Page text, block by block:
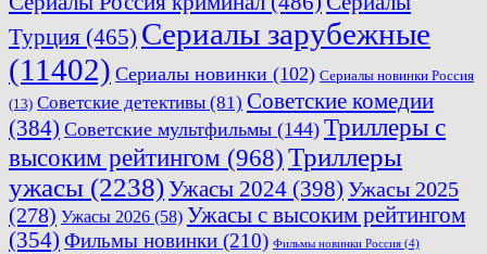
Турция (465) Сериалы зарубежные
(11402) Сериалы новинки (102) Сериалы новинки Россия
(13) Советские детективы (81) Советские комедии
(384) Советские мультфильмы (144) Триллеры с
высоким рейтингом (968) Триллеры
ужасы (2238)Ужасы 2024 (398) Ужасы 2025
(278) Ужасы 2026 (58) Ужасы с высоким рейтингом
(354) Фильмы новинки (210) Фильмы новинки Россия (4)